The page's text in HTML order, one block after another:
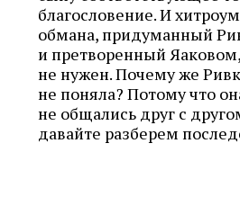
благословение. И
обмана, придуманный
и претворенный
не нужен. Почему же
не поняла? Потому что
не общались друг с
давайте разберем